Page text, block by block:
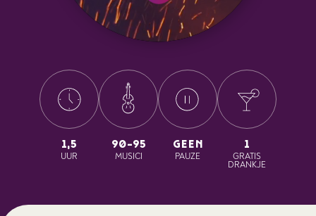
1,5
UUR
90-95
MUSICI
GEEN
PAUZE
1
GRATIS
DRANKJE